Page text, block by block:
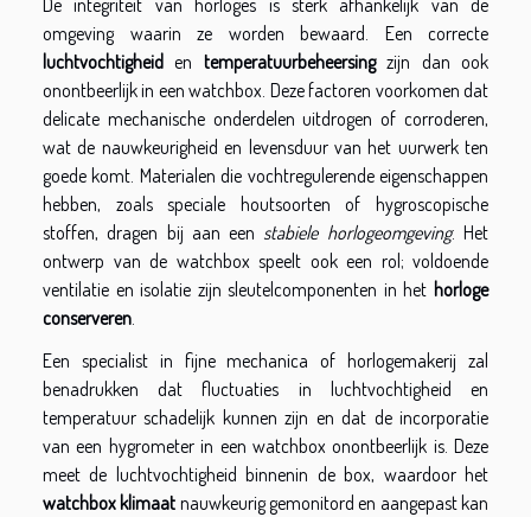
De integriteit van horloges is sterk afhankelijk van de
omgeving waarin ze worden bewaard. Een correcte
luchtvochtigheid en temperatuurbeheersingzijn dan ook
onontbeerlijk in een watchbox. Deze factoren voorkomen dat
delicate mechanische onderdelen uitdrogen of corroderen,
wat de nauwkeurigheid en levensduur van het uurwerk ten
goede komt. Materialen die vochtregulerende eigenschappen
hebben, zoals speciale houtsoorten of hygroscopische
stoffen, dragen bij aan een stabiele horlogeomgeving. Het
ontwerp van de watchbox speelt ook een rol; voldoende
ventilatie en isolatie zijn sleutelcomponenten in het horloge
conserveren.
Een specialist in fijne mechanica of horlogemakerij zal
benadrukken dat fluctuaties in luchtvochtigheid en
temperatuur schadelijk kunnen zijn en dat de incorporatie
van een hygrometer in een watchbox onontbeerlijk is. Deze
meet de luchtvochtigheid binnenin de box, waardoor het
watchbox klimaat nauwkeurig gemonitord en aangepast kan